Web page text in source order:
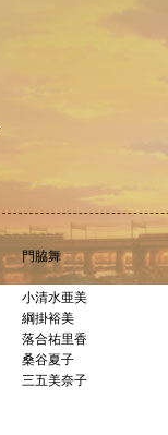
門脇舞
小清水亜美
綱掛裕美
落合祐里香
桑谷夏子
三五美奈子